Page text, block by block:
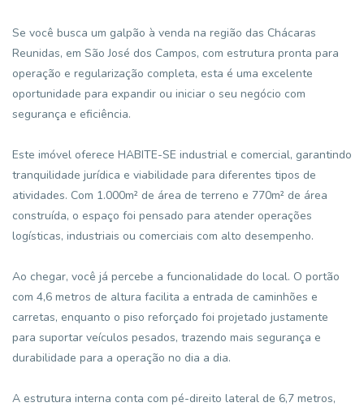
Se você busca um galpão à venda na região das Chácaras
Reunidas, em São José dos Campos, com estrutura pronta para
operação e regularização completa, esta é uma excelente
oportunidade para expandir ou iniciar o seu negócio com
segurança e eficiência.
Este imóvel oferece HABITE-SE industrial e comercial, garantindo
tranquilidade jurídica e viabilidade para diferentes tipos de
atividades. Com 1.000m² de área de terreno e 770m² de área
construída, o espaço foi pensado para atender operações
logísticas, industriais ou comerciais com alto desempenho.
Ao chegar, você já percebe a funcionalidade do local. O portão
com 4,6 metros de altura facilita a entrada de caminhões e
carretas, enquanto o piso reforçado foi projetado justamente
para suportar veículos pesados, trazendo mais segurança e
durabilidade para a operação no dia a dia.
A estrutura interna conta com pé-direito lateral de 6,7 metros,